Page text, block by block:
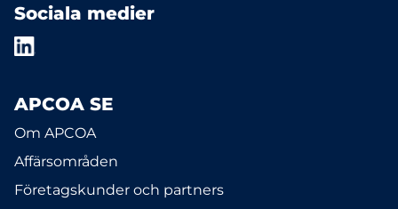
Sociala medier
APCOA SE
Om APCOA
Affärsområden
Företagskunder och partners